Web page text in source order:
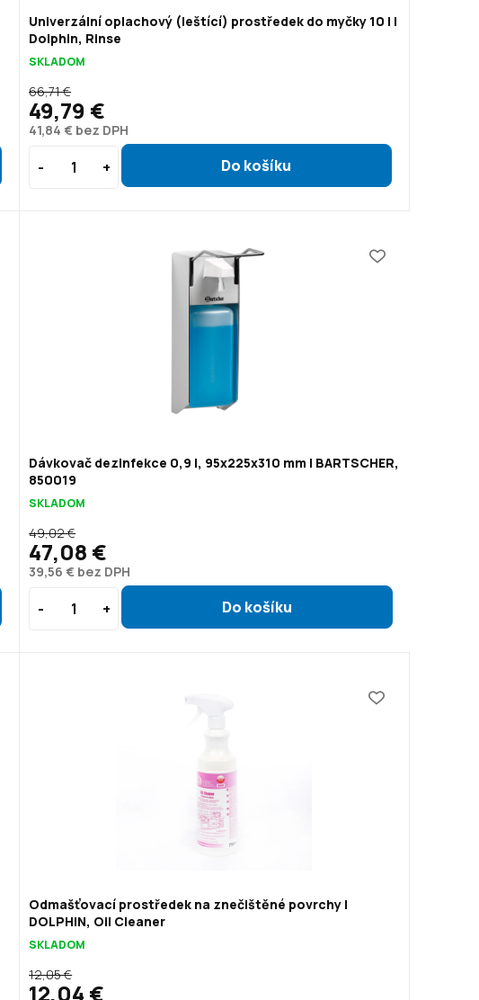
Univerzální oplachový (leštící) prostředek do myčky 10 l |
Dolphin, Rinse
SKLADOM
41,84 € bez DPH
66,71 €
49,79 €
Dávkovač dezinfekce 0,9 l, 95x225x310 mm | BARTSCHER,
850019
SKLADOM
39,56 € bez DPH
49,02 €
47,08 €
Odmašťovací prostředek na znečištěné povrchy |
DOLPHIN, Oil Cleaner
SKLADOM
12,05 €
12,04 €